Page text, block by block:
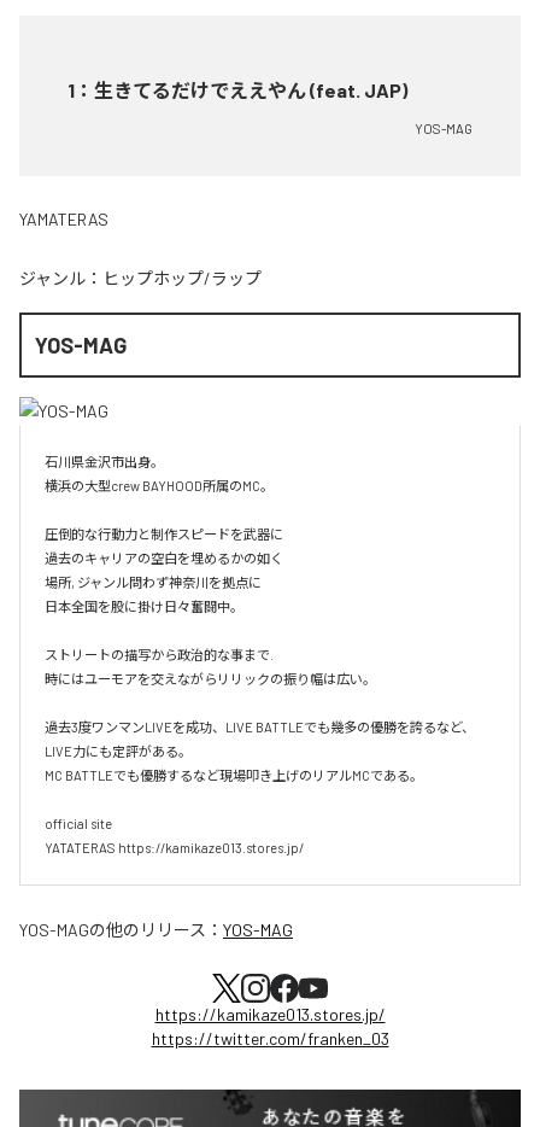
1 ： 生きてるだけでええやん (feat. JAP)
YOS-MAG
YAMATERAS
ジャンル： ヒップホップ/ラップ
YOS-MAG
石川県金沢市出身。
横浜の大型crew BAYHOOD所属のMC。
圧倒的な行動力と制作スピードを武器に
過去のキャリアの空白を埋めるかの如く
場所, ジャンル問わず神奈川を拠点に
日本全国を股に掛け日々奮闘中。
ストリートの描写から政治的な事まで.
時にはユーモアを交えながらリリックの振り幅は広い。
過去3度ワンマンLIVEを成功、LIVE BATTLEでも幾多の優勝を誇るなど、
LIVE力にも定評がある。
MC BATTLEでも優勝するなど現場叩き上げのリアルMCである。
official site
YATATERAS https://kamikaze013.stores.jp/
YOS-MAGの他のリリース： YOS-MAG
https://kamikaze013.stores.jp/
https://twitter.com/franken_03